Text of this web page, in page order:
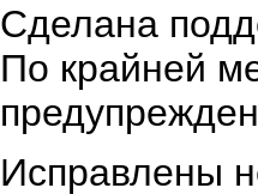
Сделана
По крайней
Исправлены